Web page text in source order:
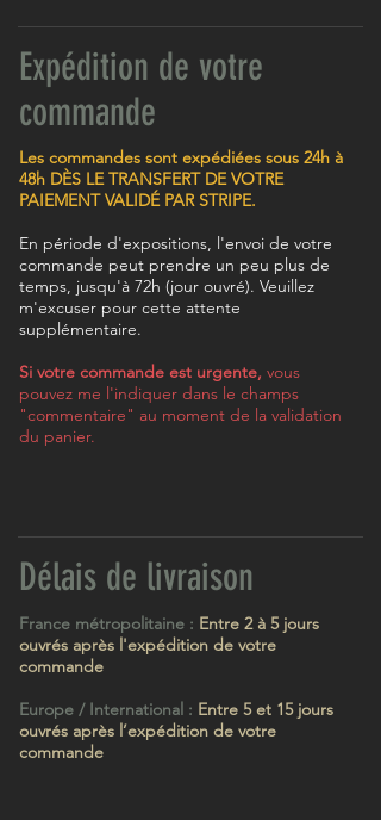
Expédition de votre
commande
Les commandes sont expédiées sous 24h à
48h DÈS LE TRANSFERT DE VOTRE
PAIEMENT VALIDÉ PAR STRIPE.
En période d'expositions, l'envoi de votre
commande peut prendre un peu plus de
temps, jusqu'à 72h (jour ouvré). Veuillez
m'excuser pour cette attente
supplémentaire.
Si votre commande est urgente, vous
pouvez me l'indiquer dans le champs
"commentaire" au moment de la validation
du panier.
Délais de livraison
France métropolitaine : Entre 2 à 5 jours
ouvrés après l'expédition de votre
commande
Europe / International : Entre 5 et 15 jours
ouvrés après l’expédition de votre
commande